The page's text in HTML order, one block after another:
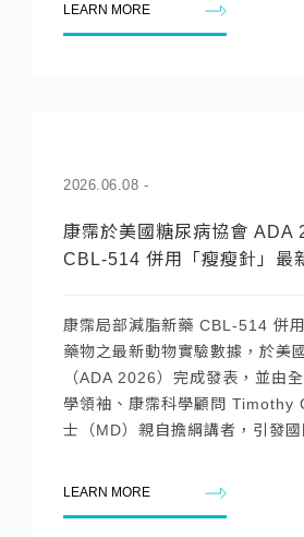
LEARN MORE
2026.06.08 -
康霈於美國糖尿病協會 ADA
CBL-514 併用「瘦瘦針」最
康霈局部減脂新藥 CBL-514 併
藥物之最新動物實驗數據，於美
（ADA 2026）完成發表，並由
學領袖、康霈科學顧問 Timothy
士（MD）親自擔綱講者，引發
LEARN MORE